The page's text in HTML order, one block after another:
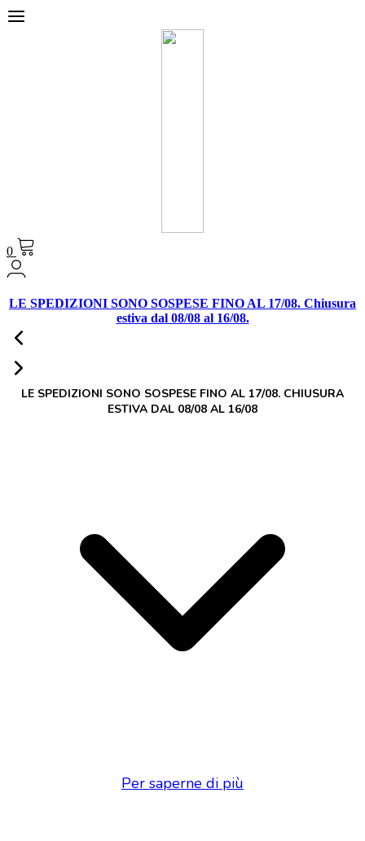
0
LE SPEDIZIONI SONO SOSPESE FINO AL 17/08. Chiusura
estiva dal 08/08 al 16/08.
LE SPEDIZIONI SONO SOSPESE FINO AL 17/08. CHIUSURA
ESTIVA DAL 08/08 AL 16/08
Per saperne di più